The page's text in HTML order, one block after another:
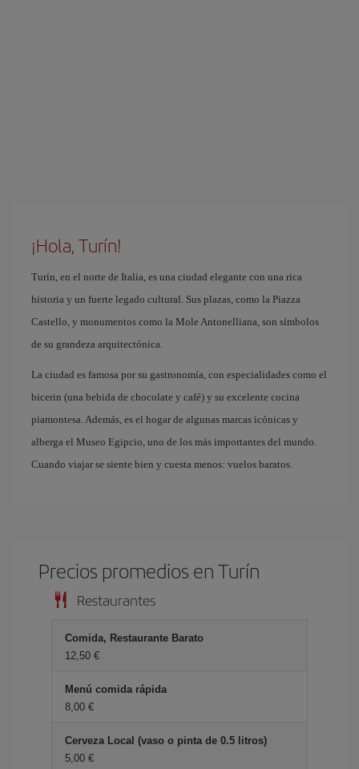
¡Hola, Turín!
Turín, en el norte de Italia, es una ciudad elegante con una rica
historia y un fuerte legado cultural. Sus plazas, como la Piazza
Castello, y monumentos como la Mole Antonelliana, son símbolos
de su grandeza arquitectónica.
La ciudad es famosa por su gastronomía, con especialidades como el
bicerin (una bebida de chocolate y café) y su excelente cocina
piamontesa. Además, es el hogar de algunas marcas icónicas y
alberga el Museo Egipcio, uno de los más importantes del mundo.
Cuando viajar se siente bien y cuesta menos: vuelos baratos.
Precios promedios en Turín
Restaurantes
Comida, Restaurante Barato
12,50 €
Menú comida rápida
8,00 €
Cerveza Local (vaso o pinta de 0.5 litros)
5,00 €